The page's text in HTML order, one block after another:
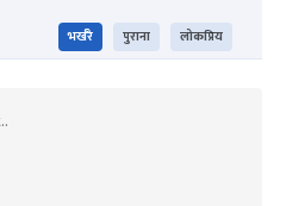
भर्खरै पुराना लोकप्रिय